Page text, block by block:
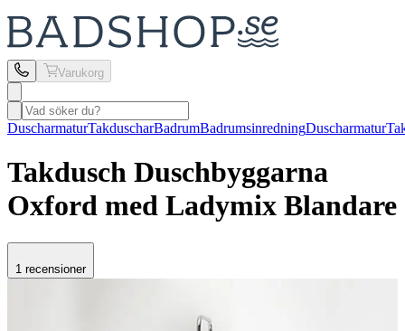
Varukorg
DuscharmaturTakduscharBadrumBadrumsinredningDuscharmatur
Takdusch Duschbyggarna
Oxford med Ladymix Blandare
1 recensioner